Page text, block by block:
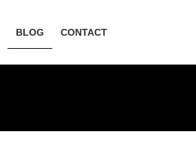
BLOG CONTACT